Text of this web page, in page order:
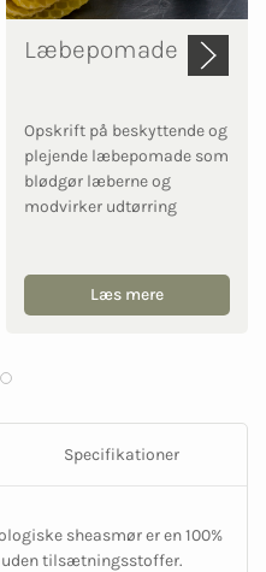
Læbepomade
Opskrift på beskyttende og
plejende læbepomade som
blødgør læberne og
modvirker udtørring
Læs mere
Specifikationer
sheasmør er en 100%
tilsætningsstoffer.